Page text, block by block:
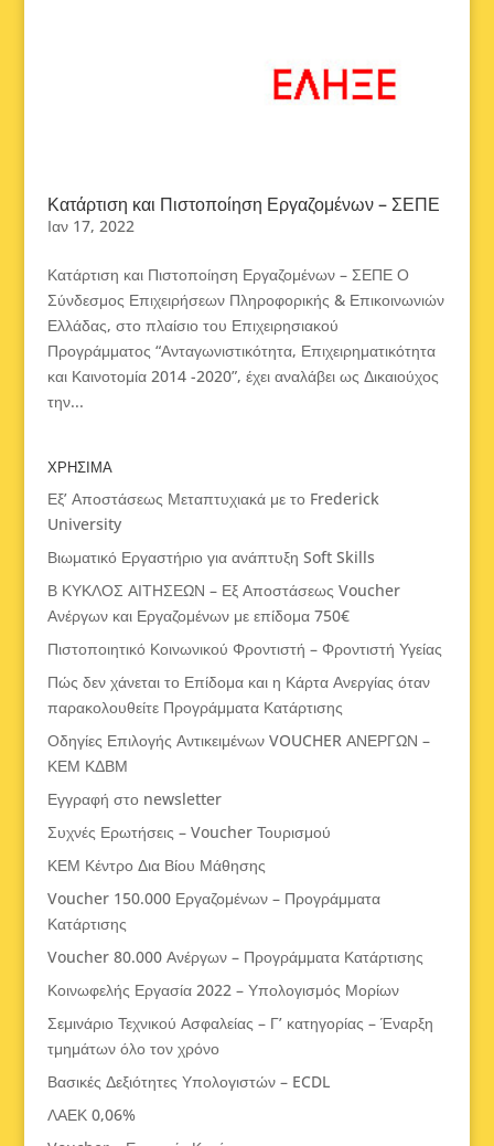
Κατάρτιση και Πιστοποίηση Εργαζομένων – ΣΕΠΕ
Ιαν 17, 2022
Κατάρτιση και Πιστοποίηση Εργαζομένων – ΣΕΠΕ Ο
Σύνδεσμος Επιχειρήσεων Πληροφορικής & Επικοινωνιών
Ελλάδας, στο πλαίσιο του Επιχειρησιακού
Προγράμματος “Ανταγωνιστικότητα, Επιχειρηματικότητα
και Καινοτομία 2014 -2020”, έχει αναλάβει ως Δικαιούχος
την...
ΧΡΗΣΙΜΑ
Εξ’ Αποστάσεως Μεταπτυχιακά με το Frederick
University
Βιωματικό Εργαστήριο για ανάπτυξη Soft Skills
Β ΚΥΚΛΟΣ ΑΙΤΗΣΕΩΝ – Εξ Αποστάσεως Voucher
Ανέργων και Εργαζομένων με επίδομα 750€
Πιστοποιητικό Κοινωνικού Φροντιστή – Φροντιστή Υγείας
Πώς δεν χάνεται το Επίδομα και η Κάρτα Ανεργίας όταν
παρακολουθείτε Προγράμματα Κατάρτισης
Οδηγίες Επιλογής Αντικειμένων VOUCHER ΑΝΕΡΓΩΝ –
ΚΕΜ ΚΔΒΜ
Εγγραφή στο newsletter
Συχνές Ερωτήσεις – Voucher Τουρισμού
ΚΕΜ Κέντρο Δια Βίου Μάθησης
Voucher 150.000 Εργαζομένων – Προγράμματα
Κατάρτισης
Voucher 80.000 Ανέργων – Προγράμματα Κατάρτισης
Κοινωφελής Εργασία 2022 – Υπολογισμός Μορίων
Σεμινάριο Τεχνικού Ασφαλείας – Γ’ κατηγορίας – Έναρξη
τμημάτων όλο τον χρόνο
Βασικές Δεξιότητες Υπολογιστών – ECDL
ΛΑΕΚ 0,06%